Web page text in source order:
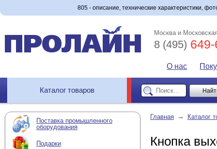
805 - описание, технические характеристики,
Москва и
8 (495)
О нас
Каталог товаров
Поставка промышленного
оборудования
Подарки
Главная → Каталог
Кнопка